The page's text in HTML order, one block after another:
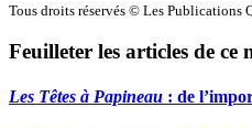
Tous droits réservés © Les Publications
Feuilleter les articles de ce
Les Têtes à Papineau : de